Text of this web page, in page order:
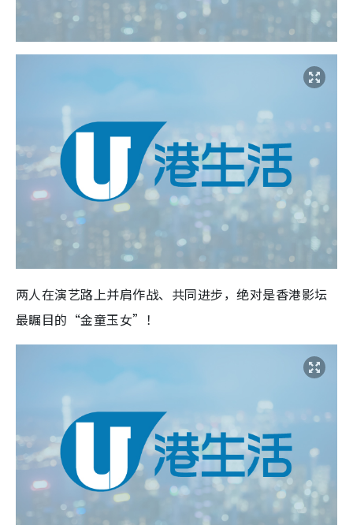
两人在演艺路上并肩作战、共同进步，绝对是香港影坛
最瞩目的“金童玉女”！